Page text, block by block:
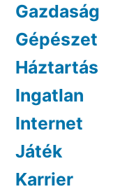
Gazdaság
Gépészet
Háztartás
Ingatlan
Internet
Játék
Karrier